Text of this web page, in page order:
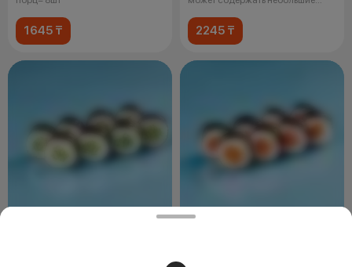
1645 ₸ 2245 ₸